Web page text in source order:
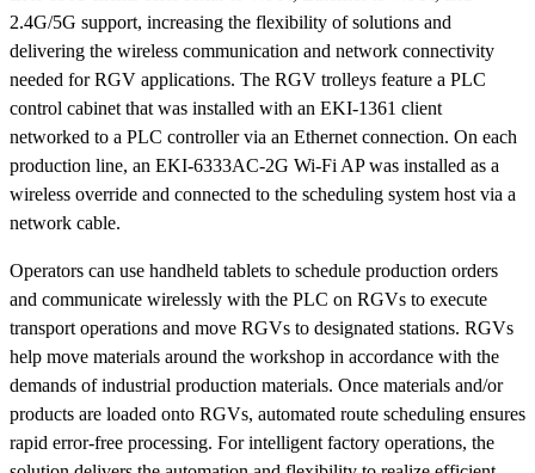
2.4G/5G support, increasing the flexibility of solutions and
delivering the wireless communication and network connectivity
needed for RGV applications. The RGV trolleys feature a PLC
control cabinet that was installed with an EKI-1361 client
networked to a PLC controller via an Ethernet connection. On each
production line, an EKI-6333AC-2G Wi-Fi AP was installed as a
wireless override and connected to the scheduling system host via a
network cable.
Operators can use handheld tablets to schedule production orders
and communicate wirelessly with the PLC on RGVs to execute
transport operations and move RGVs to designated stations. RGVs
help move materials around the workshop in accordance with the
demands of industrial production materials. Once materials and/or
products are loaded onto RGVs, automated route scheduling ensures
rapid error-free processing. For intelligent factory operations, the